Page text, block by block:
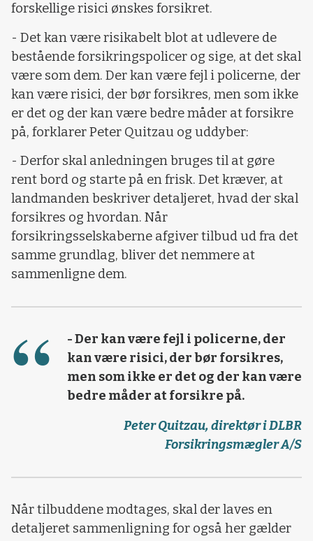
forskellige risici ønskes forsikret.
- Det kan være risikabelt blot at udlevere de
bestående forsikringspolicer og sige, at det skal
være som dem. Der kan være fejl i policerne, der
kan være risici, der bør forsikres, men som ikke
er det og der kan være bedre måder at forsikre
på, forklarer Peter Quitzau og uddyber:
- Derfor skal anledningen bruges til at gøre
rent bord og starte på en frisk. Det kræver, at
landmanden beskriver detaljeret, hvad der skal
forsikres og hvordan. Når
forsikringsselskaberne afgiver tilbud ud fra det
samme grundlag, bliver det nemmere at
sammenligne dem.
- Der kan være fejl i policerne, der
kan være risici, der bør forsikres,
men som ikke er det og der kan være
bedre måder at forsikre på.
Peter Quitzau, direktør i DLBR
Forsikringsmægler A/S
Når tilbuddene modtages, skal der laves en
detaljeret sammenligning for også her gælder